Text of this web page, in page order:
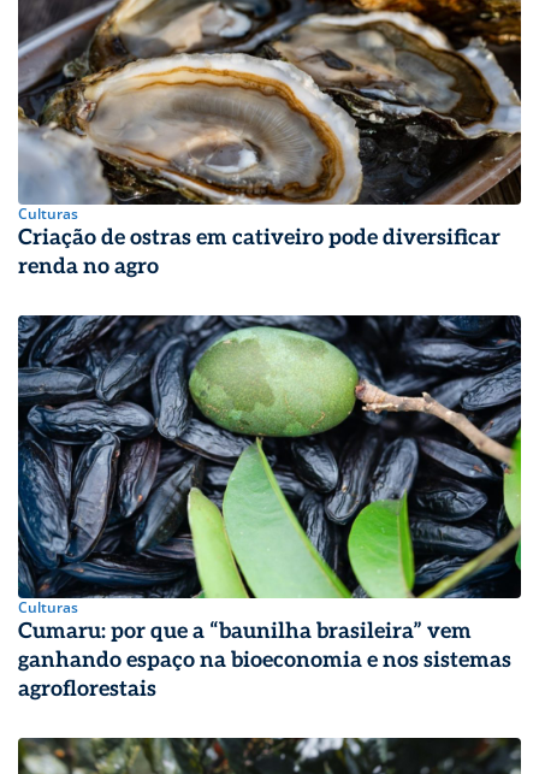
Culturas
Criação de ostras em cativeiro pode diversificar
renda no agro
Culturas
Cumaru: por que a “baunilha brasileira” vem
ganhando espaço na bioeconomia e nos sistemas
agroflorestais